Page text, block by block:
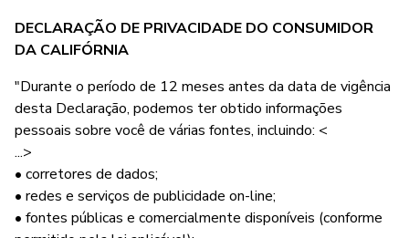
DECLARAÇÃO DE PRIVACIDADE DO CONSUMIDOR
DA CALIFÓRNIA
"Durante o período de 12 meses antes da data de vigência
desta Declaração, podemos ter obtido informações
pessoais sobre você de várias fontes, incluindo: <
...>
• corretores de dados;
• redes e serviços de publicidade on-line;
• fontes públicas e comercialmente disponíveis (conforme